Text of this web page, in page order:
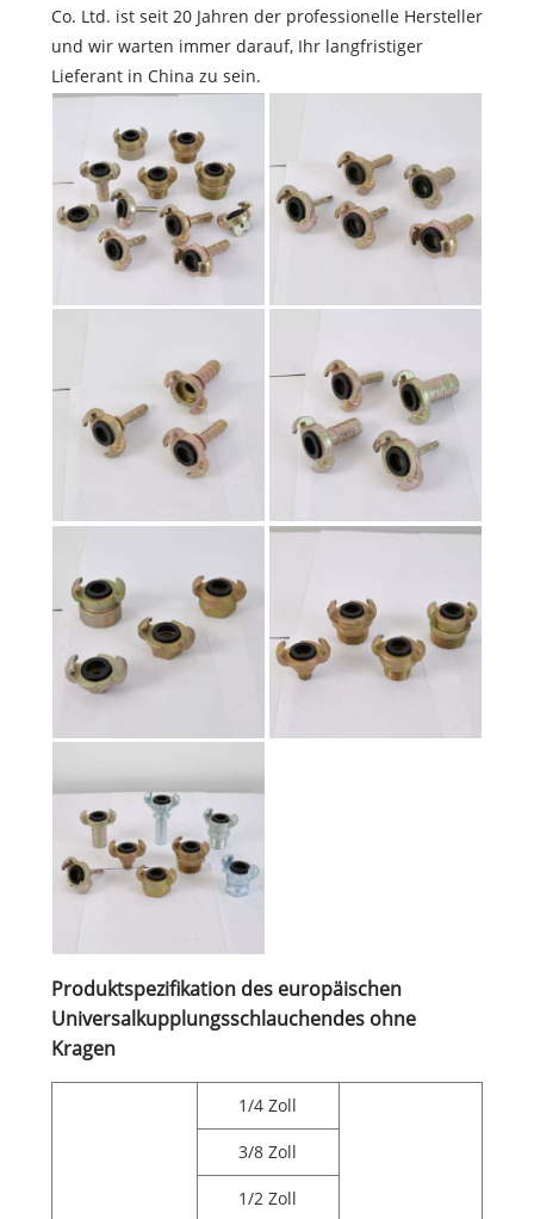
Co. Ltd. ist seit 20 Jahren der professionelle Hersteller
und wir warten immer darauf, Ihr langfristiger
Lieferant in China zu sein.
Produktspezifikation des europäischen
Universalkupplungsschlauchendes ohne
Kragen
1/4 Zoll
3/8 Zoll
1/2 Zoll